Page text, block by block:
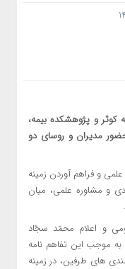
و پژوهشکده بیمه،
مدیران و روسای دو
و فراهم آوردن زمینه
و مشاوره علمی، میان
و اعلام محمّد سجّاد
موجب این تفاهم نامه
های طرفین، در زمینه‌